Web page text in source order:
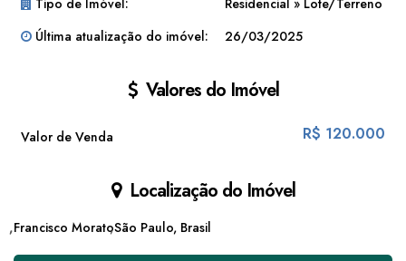
Tipo de Imóvel:
Residencial » Lote/Terreno
Última atualização do imóvel:
26/03/2025
Valores do Imóvel
R$ 120.000
Valor de Venda
Localização do Imóvel
Francisco MoratoSão Paulo, Brasil